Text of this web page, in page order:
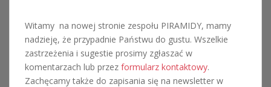
Witamy na nowej stronie zespołu PIRAMIDY, mamy
nadzieję, że przypadnie Państwu do gustu. Wszelkie
zastrzeżenia i sugestie prosimy zgłaszać w
komentarzach lub przez formularz kontaktowy.
Zachęcamy także do zapisania się na newsletter w